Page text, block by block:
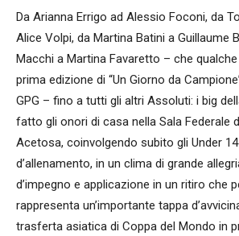
Da Arianna Errigo ad Alessio Foconi, da
Alice Volpi, da Martina Batini a Guillaume
Macchi a Martina Favaretto – che
prima edizione di “Un Giorno da
GPG – fino a tutti gli altri Assoluti: i big
fatto gli onori di casa nella Sala Federale
Acetosa, coinvolgendo subito gli Under
d’allenamento, in un clima di grande
d’impegno e applicazione in un ritiro che
rappresenta un’importante tappa
trasferta asiatica di Coppa del Mondo in